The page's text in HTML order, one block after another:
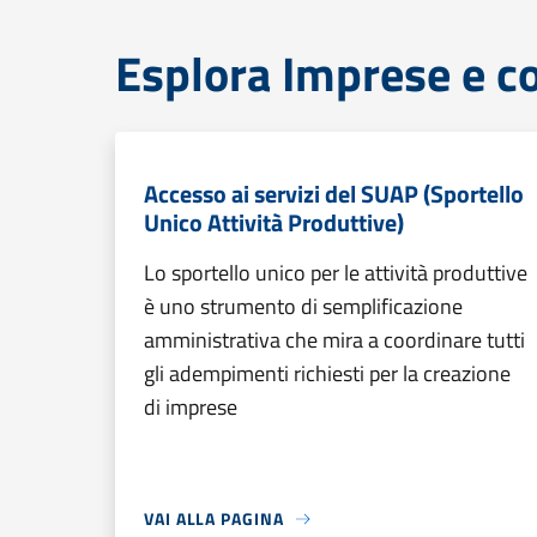
Esplora Imprese e
Accesso ai servizi del SUAP (Sportello
Unico Attività Produttive)
Lo sportello unico per le attività produttive
è uno strumento di semplificazione
amministrativa che mira a coordinare tutti
gli adempimenti richiesti per la creazione
di imprese
VAI ALLA PAGINA